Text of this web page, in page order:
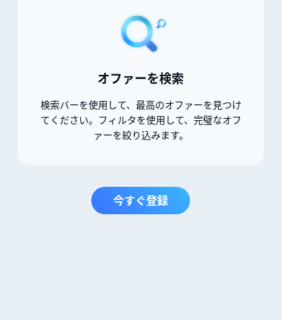
オファーを検索
検索バーを使用して、最高のオファーを見つけ
てください。フィルタを使用して、完璧なオフ
ァーを絞り込みます。
今すぐ登録